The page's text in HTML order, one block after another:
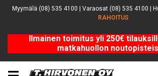
Myymälä (08) 535 4100 | Varaosat (08) 535 4100 |
RAHOITUS
Ilmainen toimitus yli 250€
matkahuollon